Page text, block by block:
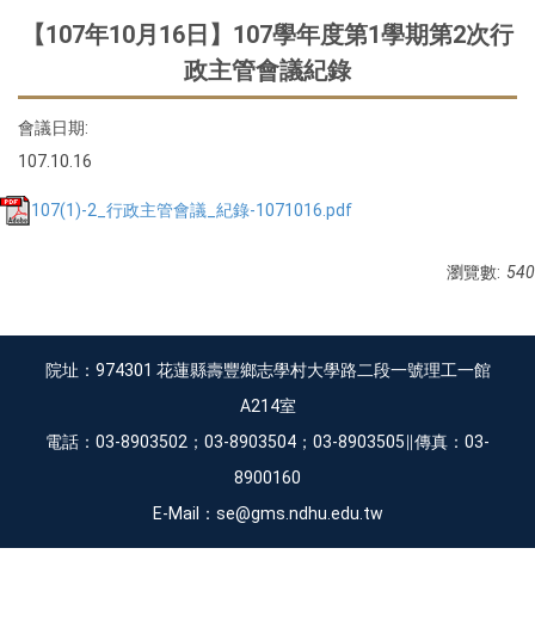
【107年10月16日】107學年度第1學期第2次行
政主管會議紀錄
會議日期:
107.10.16
107(1)-2_行政主管會議_紀錄-1071016.pdf
瀏覽數: 540
院址：974301 花蓮縣壽豐鄉志學村大學路二段一號理工一館
A214室
電話：03-8903502；03-8903504；03-8903505∥傳真：03-
8900160
E-Mail：se@gms.ndhu.edu.tw